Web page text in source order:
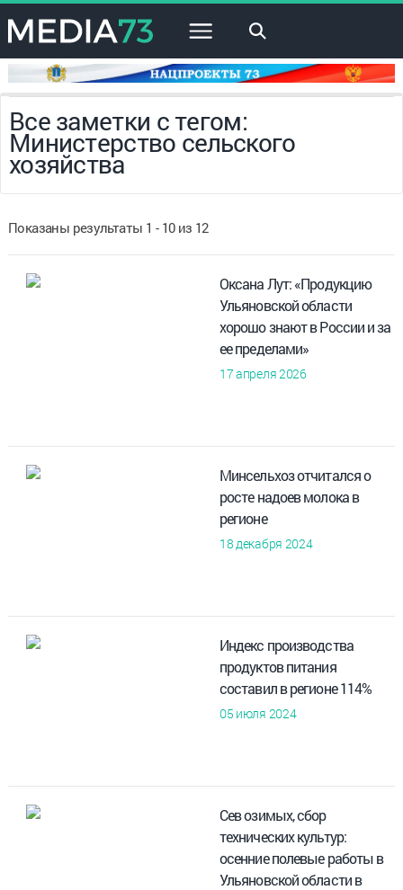
×
Все заметки с тегом:
Министерство сельского
хозяйства
Показаны результаты 1 - 10 из 12
Оксана Лут: «Продукцию
Ульяновской области
хорошо знают в России и за
ее пределами»
17 апреля 2026
Минсельхоз отчитался о
росте надоев молока в
регионе
18 декабря 2024
Индекс производства
продуктов питания
составил в регионе 114%
05 июля 2024
Сев озимых, сбор
технических культур:
осенние полевые работы в
Ульяновской области в